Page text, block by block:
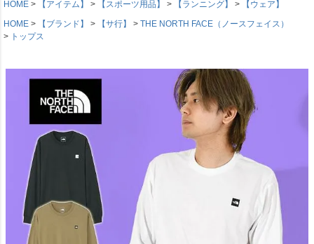
HOME
【アイテム】 【スポーツ用品】 【ランニング】
【ウェア】
HOME
【ブランド】 【サ行】
THE NORTH FACE（ノースフェイス）
トップス